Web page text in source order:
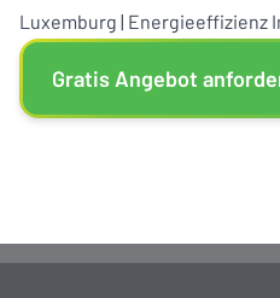
Luxemburg | Energieeffizienz
Gratis Angebot